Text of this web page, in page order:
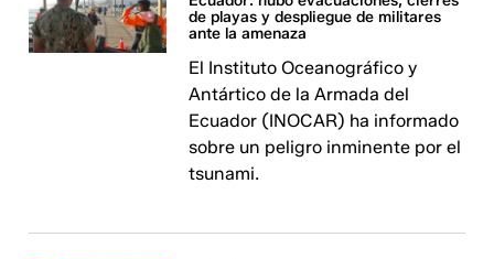
de playas y despliegue de militares
ante la amenaza
El Instituto Oceanográfico y
Antártico de la Armada del
Ecuador (INOCAR) ha informado
sobre un peligro inminente por el
tsunami.